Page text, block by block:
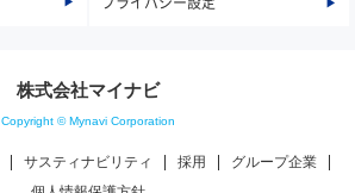
株式会社マイナビ
Copyright © Mynavi Corporation
サスティナビリティ 採用
グループ企業